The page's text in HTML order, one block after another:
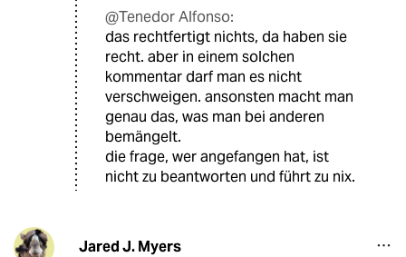
@Tenedor Alfonso:
das rechtfertigt nichts, da haben sie
recht. aber in einem solchen
kommentar darf man es nicht
verschweigen. ansonsten macht man
genau das, was man bei anderen
bemängelt.
die frage, wer angefangen hat, ist
nicht zu beantworten und führt zu nix.
Jared J. Myers